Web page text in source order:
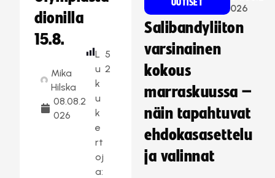
dionilla
15.8.
Mika
Hilska
08.08.2
026
L
u
k
u
k
e
rt
oj
a:
5
2
UUTISET
026
Salibandyliiton
varsinainen
kokous
marraskuussa –
näin tapahtuvat
ehdokasasettelu
ja valinnat